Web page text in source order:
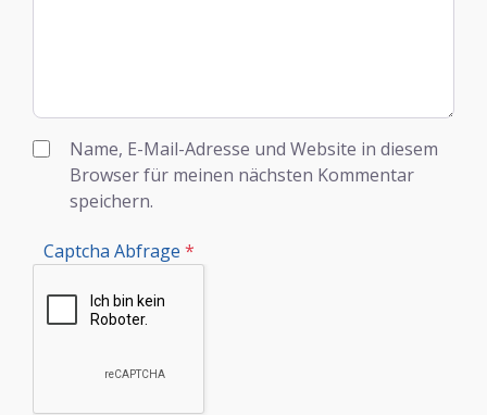
Name, E-Mail-Adresse und Website in diesem
Browser für meinen nächsten Kommentar
speichern.
Captcha Abfrage *